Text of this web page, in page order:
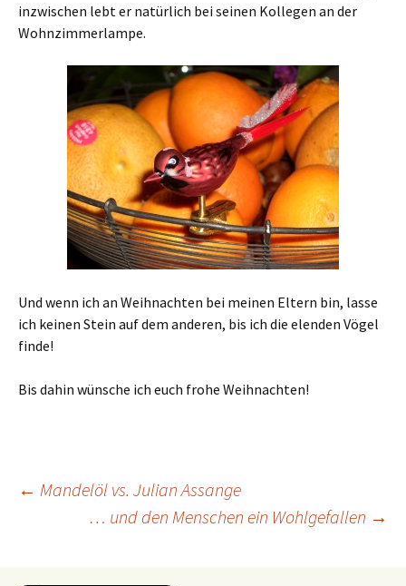
inzwischen lebt er natürlich bei seinen Kollegen an der
Wohnzimmerlampe.
Und wenn ich an Weihnachten bei meinen Eltern bin, lasse
ich keinen Stein auf dem anderen, bis ich die elenden Vögel
finde!
Bis dahin wünsche ich euch frohe Weihnachten!
Beitragsnavigation
← Mandelöl vs. Julian Assange
… und den Menschen ein Wohlgefallen →